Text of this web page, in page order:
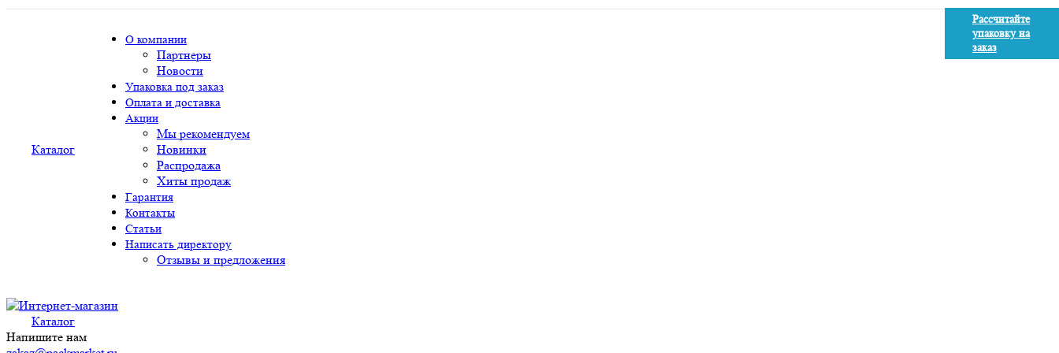
Каталог
О компании
Партнеры
Новости
Упаковка под заказ
Оплата и доставка
Акции
Мы рекомендуем
Новинки
Распродажа
Хиты продаж
Гарантия
Контакты
Статьи
Написать директору
Отзывы и предложения
Каталог
Напишите нам
Рассчитайте
упаковку на
заказ